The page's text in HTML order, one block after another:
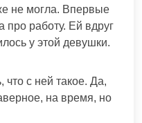
не могла. Впервые
работу. Ей вдруг
у этой девушки.
что с ней такое. Да,
на время, но